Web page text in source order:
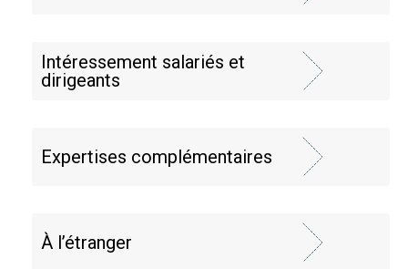
Intéressement salariés et
dirigeants
Expertises complémentaires
À l’étranger